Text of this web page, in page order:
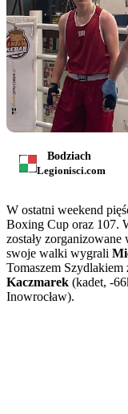
Bodziach
Legionisci.com
W ostatni weekend
Boxing Cup oraz 107.
zostały
swoje walki wygrali
Tomaszem
Kaczmarek (kadet, -
Inowrocław).